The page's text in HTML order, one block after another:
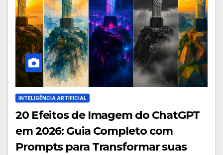
INTELIGÊNCIA ARTIFICIAL
20 Efeitos de Imagem do ChatGPT
em 2026: Guia Completo com
Prompts para Transformar suas